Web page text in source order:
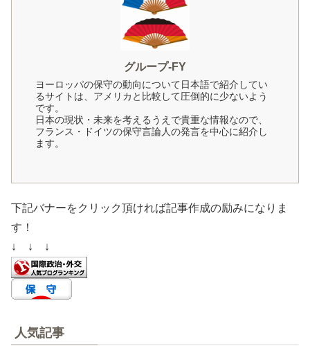
グループ-FY
ヨーロッパの保守の動向について日本語で紹介してい
るサイトは、アメリカと比較して圧倒的に少ないよう
です。
日本の現状・未来を考えるうえで貴重な情報なので、
フランス・ドイツの保守言論人の発言を中心に紹介し
ます。
下記バナーをクリック頂ければ記事作成の励みになりま
す！
↓ ↓ ↓
人気記事